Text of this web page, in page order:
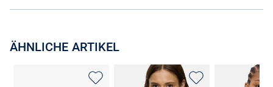
ÄHNLICHE ARTIKEL